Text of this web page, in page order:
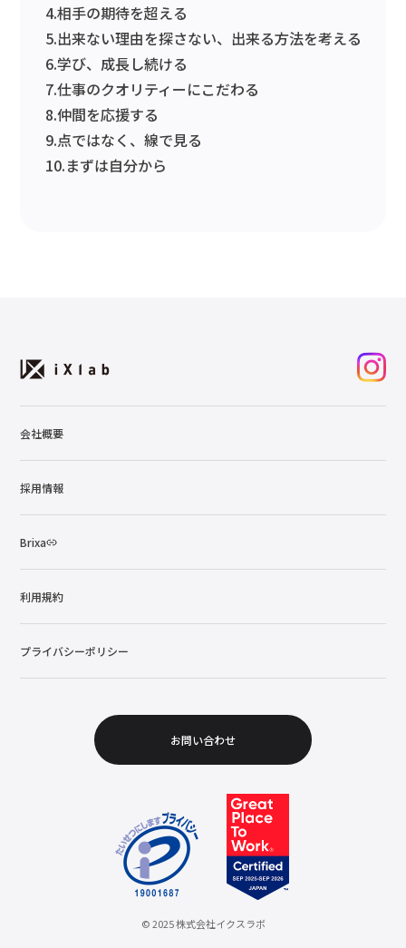
4.相手の期待を超える
5.出来ない理由を探さない、出来る方法を考える
6.学び、成長し続ける
7.仕事のクオリティーにこだわる
8.仲間を応援する
9.点ではなく、線で見る
10.まずは自分から
会社概要
採用情報
Brixa
利用規約
プライバシーポリシー
お問い合わせ
© 2025 株式会社イクスラボ